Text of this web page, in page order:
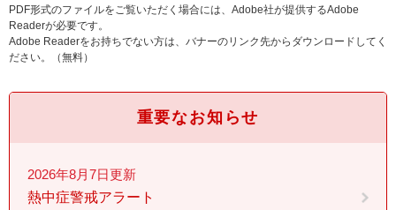
PDF形式のファイルをご覧いただく場合には、Adobe社が提供するAdobe
Readerが必要です。
Adobe Readerをお持ちでない方は、バナーのリンク先からダウンロードしてく
ださい。（無料）
重要なお知らせ
2026年8月7日更新
熱中症警戒アラート